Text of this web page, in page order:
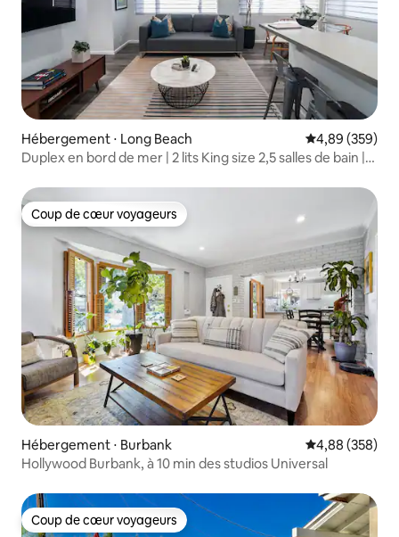
Hébergement ⋅ Long Beach Évaluation
4,89 (359)
Duplex en bord de mer | 2 lits King size 2,5 salles de bain |
Coup de cœur voyageurs
Coup de cœur voyageurs
Hébergement ⋅ Burbank Évaluation
4,88 (358)
Hollywood Burbank, à 10 min des studios Universal
Coup de cœur voyageurs
Coup de cœur voyageurs